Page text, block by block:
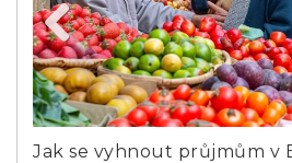
Jak se vyhnout průjmům v
Previous